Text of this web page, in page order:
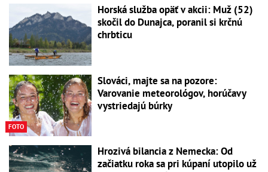
Horská služba opäť v akcii: Muž (52)
skočil do Dunajca, poranil si krčnú
chrbticu
FOTO
Slováci, majte sa na pozore:
Varovanie meteorológov, horúčavy
vystriedajú búrky
Hrozivá bilancia z Nemecka: Od
začiatku roka sa pri kúpaní utopilo už